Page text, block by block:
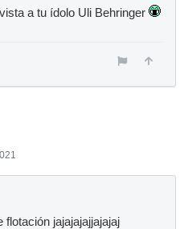
a tu ídolo Uli Behringer
flotación jajajajajjajajaj